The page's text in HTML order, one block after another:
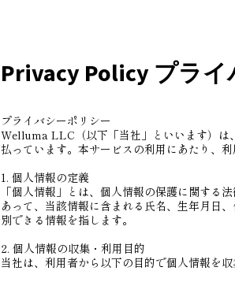
Privacy Policy プラ
プライバシーポリシー
Welluma LLC（以下「当社」といいます）は
払っています。本サービスの利用にあたり、
1. 個人情報の定義
「個人情報」とは、個人情報の保護に関する
あって、当該情報に含まれる氏名、生年月日
別できる情報を指します。
2. 個人情報の収集・利用目的
当社は、利用者から以下の目的で個人情報を収